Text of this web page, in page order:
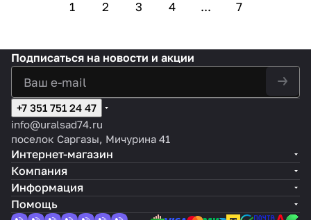
1 2 3 4 ... 7
Подписаться на новости и акции
+7 351 751 24 47
info@uralsad74.ru
поселок Саргазы, Мичурина 41
Интернет-магазин
Компания
Информация
Помощь